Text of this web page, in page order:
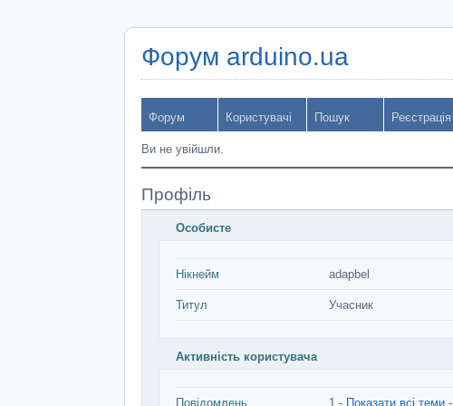
Форум arduino.ua
Форум Користувачі Пошук Реєстрація
Ви не увійшли.
Профіль
Особисте
Нікнейм adapbel
Титул Учасник
Активність користувача
Повідомлень 1 - Показати всі теми -